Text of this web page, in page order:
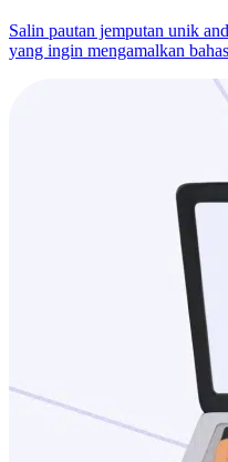
Salin pautan jemputan unik
yang ingin mengamalkan